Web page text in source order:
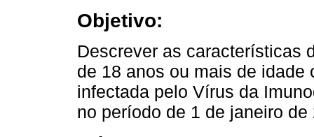
Objetivo:
Descrever as características
de 18 anos ou mais de idade
infectada pelo Vírus da
no período de 1 de janeiro